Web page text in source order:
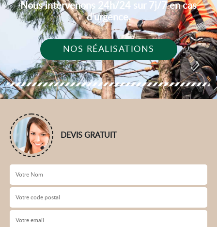
Nous intervenons 24h/24 sur 7j/7 en cas
d'urgence.
NOS RÉALISATIONS
DEVIS GRATUIT